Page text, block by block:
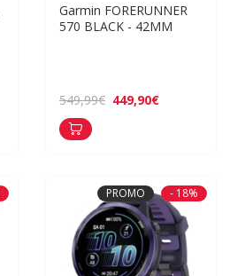
Garmin FORERUNNER
570 BLACK - 42MM
549,99€ 449,90€
PROMO - 18%